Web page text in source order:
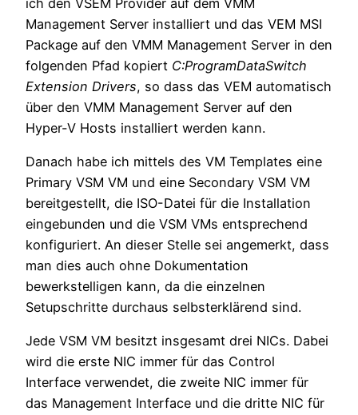
Management Server installiert und das VEM MSI
Package auf den VMM Management Server in den
folgenden Pfad kopiert C:ProgramDataSwitch
Extension Drivers, so dass das VEM automatisch
über den VMM Management Server auf den
Hyper-V Hosts installiert werden kann.
Danach habe ich mittels des VM Templates eine
Primary VSM VM und eine Secondary VSM VM
bereitgestellt, die ISO-Datei für die Installation
eingebunden und die VSM VMs entsprechend
konfiguriert. An dieser Stelle sei angemerkt, dass
man dies auch ohne Dokumentation
bewerkstelligen kann, da die einzelnen
Setupschritte durchaus selbsterklärend sind.
Jede VSM VM besitzt insgesamt drei NICs. Dabei
wird die erste NIC immer für das Control
Interface verwendet, die zweite NIC immer für
das Management Interface und die dritte NIC für